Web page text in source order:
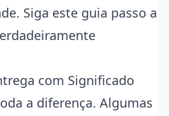
Siga este guia passo a
com Significado
a diferença. Algumas